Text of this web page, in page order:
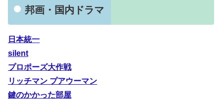
邦画・国内ドラマ
日本統一
silent
プロポーズ大作戦
リッチマン プアウーマン
鍵のかかった部屋